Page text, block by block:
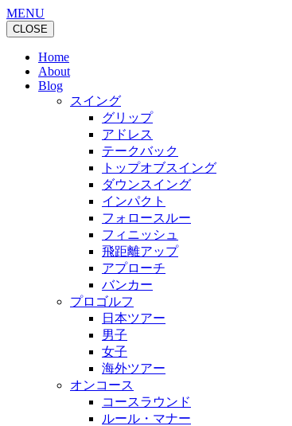
MENU
CLOSE
Home
About
Blog
スイング
グリップ
アドレス
テークバック
トップオブスイング
ダウンスイング
インパクト
フォロースルー
フィニッシュ
飛距離アップ
アプローチ
バンカー
プロゴルフ
日本ツアー
男子
女子
海外ツアー
オンコース
コースラウンド
ルール・マナー